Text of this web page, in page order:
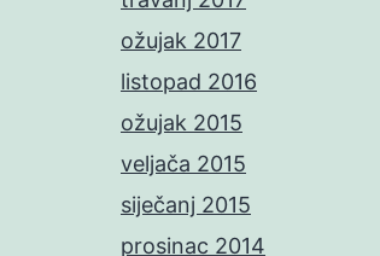
ožujak 2017
listopad 2016
ožujak 2015
veljača 2015
siječanj 2015
prosinac 2014